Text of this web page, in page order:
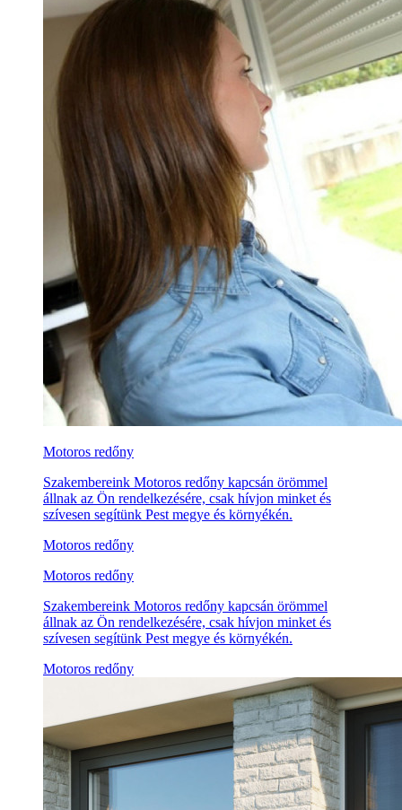
Motoros redőny
Szakembereink Motoros redőny kapcsán örömmel
állnak az Ön rendelkezésére, csak hívjon minket és
szívesen segítünk Pest megye és környékén.
Motoros redőny
Motoros redőny
Szakembereink Motoros redőny kapcsán örömmel
állnak az Ön rendelkezésére, csak hívjon minket és
szívesen segítünk Pest megye és környékén.
Motoros redőny